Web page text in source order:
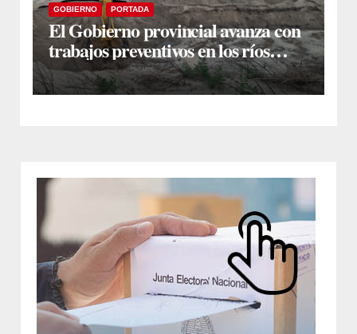
GOBIERNO PORTADA
El Gobierno provincial avanza con
trabajos preventivos en los ríos
Dulce y Salado y en los Bajos
Submeridionales